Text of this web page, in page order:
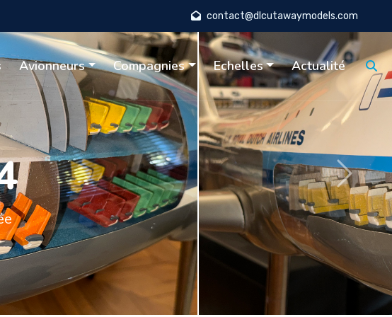
contact@dlcutawaymodels.com
Avionneurs Compagnies Echelles Actualité
Suivant